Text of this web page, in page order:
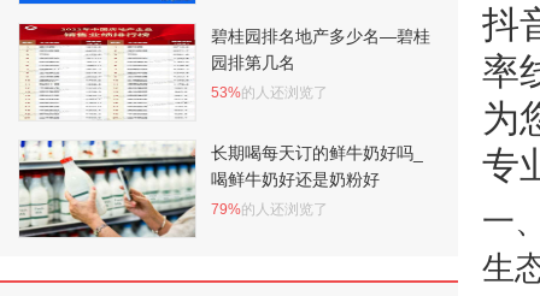
抖
率
为
专
一
生
碧桂园排名地产多少名—碧桂
园排第几名
53%的人还浏览了
长期喝每天订的鲜牛奶好吗_
喝鲜牛奶好还是奶粉好
79%的人还浏览了